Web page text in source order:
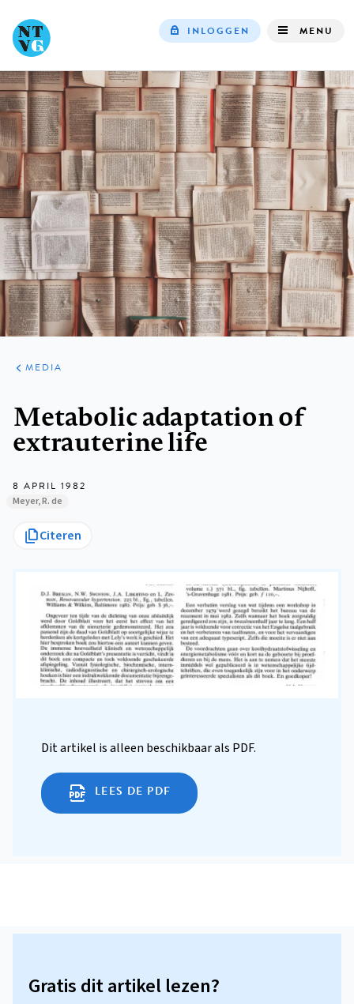
navigation
INLOGGEN MENU
ARTIKELEN
VARIA
MEDIA
Metabolic adaptation of
extrauterine life
8 APRIL 1982
Meyer, R. de
Citeren
Dit artikel is alleen beschikbaar als PDF.
LEES DE PDF
Gratis dit artikel lezen?